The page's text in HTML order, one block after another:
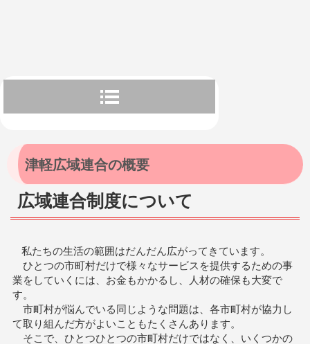
津軽広域連合の概要
広域連合制度について
私たちの生活の範囲はだんだん広がってきています。
ひとつの市町村だけで様々なサービスを提供するための事
業をしていくには、お金もかかるし、人材の確保も大変で
す。
市町村が悩んでいる同じような問題は、各市町村が協力し
て取り組んだ方がよいこともたくさんあります。
そこで、ひとつひとつの市町村だけではなく、いくつかの